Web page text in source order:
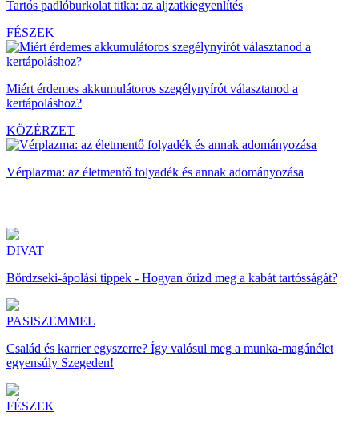
Tartós padlóburkolat titka: az aljzatkiegyenlítés
FÉSZEK
Miért érdemes akkumulátoros szegélynyírót választanod a
kertápoláshoz?
KÖZÉRZET
Vérplazma: az életmentő folyadék és annak adományozása
DIVAT
Bőrdzseki-ápolási tippek - Hogyan őrizd meg a kabát tartósságát?
PASISZEMMEL
Család és karrier egyszerre? Így valósul meg a munka-magánélet
egyensúly Szegeden!
FÉSZEK